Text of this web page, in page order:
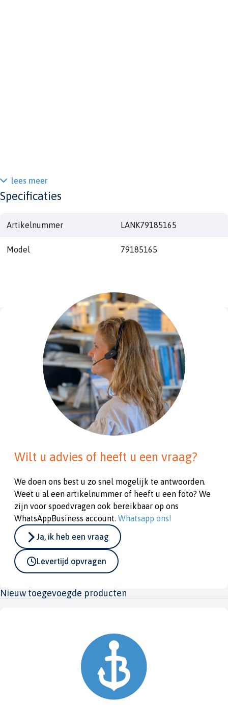
lees meer
Specificaties
Artikelnummer LANK79185165
Model 79185165
Wilt u advies of heeft u een vraag?
We doen ons best u zo snel mogelijk te antwoorden.
Weet u al een artikelnummer of heeft u een foto? We
zijn voor spoedvragen ook bereikbaar op ons
WhatsAppBusiness account. Whatsapp ons!
Ja, ik heb een vraag
Levertijd opvragen
Nieuw toegevoegde producten